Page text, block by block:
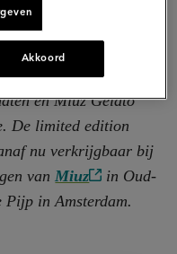
is ontwikkeld in
tussen Looye
en Miuz Gelato
De limited edition
nu verkrijgbaar bij
van Miuz(externe
link)
in Oud-
Pijp in Amsterdam.
Akkoord